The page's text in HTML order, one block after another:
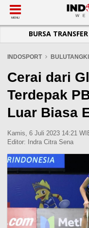
SUB-MENU
SEPAKBOLA
LIGA INGGRIS
LIGA ITALIA
LIGA SPANYOL
LIGA CHAMPIONS
LIGA PRANCIS
LIGA EUROPA
SUB-MENU
SPORTAINMENT
SUB-MENU
OTOMOTIF
OTOMANIA
SUB-MENU
BASKET
FUTSAL
OLIMPIK
E-SPORT
SUB-MENU
JADWAL
SUB-MENU
TOPIK HARI INI
INFOGRAFIS
GALERI FOTO
TEMPAT OLAHRAGA
PASUKAN SEHAT
MENU
BURSA TRANSFER
INDOSPORT
Cerai dari
Terdepak
Luar Biasa
Kamis, 6 Juli 2023 14:21
Editor:
Indra Citra Sena